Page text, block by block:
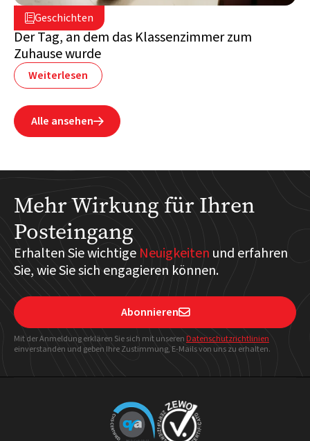
Geschichten
2. Juli 2026
Libanon
Der Tag, an dem das Klassenzimmer zum
Zuhause wurde
Weiterlesen
Alle ansehen
Mehr Wirkung für Ihren
Posteingang
Erhalten Sie wichtige Neuigkeiten und erfahren
Sie, wie Sie sich engagieren können.
Abonnieren
Mit der Anmeldung erklären Sie sich mit unseren Datenschutzrichtlinien
einverstanden und geben Ihre Zustimmung, E-Mails von uns zu erhalten.